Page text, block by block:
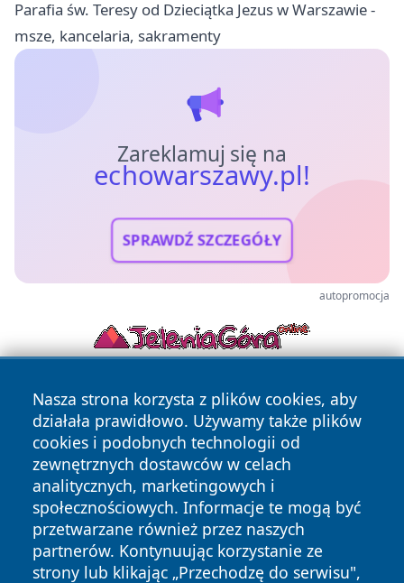
Parafia św. Teresy od Dzieciątka Jezus w Warszawie -
msze, kancelaria, sakramenty
Zareklamuj się na
echowarszawy.pl!
SPRAWDŹ SZCZEGÓŁY
autopromocja
Nasza strona korzysta z plików cookies, aby
działała prawidłowo. Używamy także plików
cookies i podobnych technologii od
zewnętrznych dostawców w celach
analitycznych, marketingowych i
społecznościowych. Informacje te mogą być
przetwarzane również przez naszych
partnerów. Kontynuując korzystanie ze
strony lub klikając „Przechodzę do serwisu",
Copyright © 2026 echowarszawy.pl Wszystkie prawa
zastrzeżone.
Polityka Polityka